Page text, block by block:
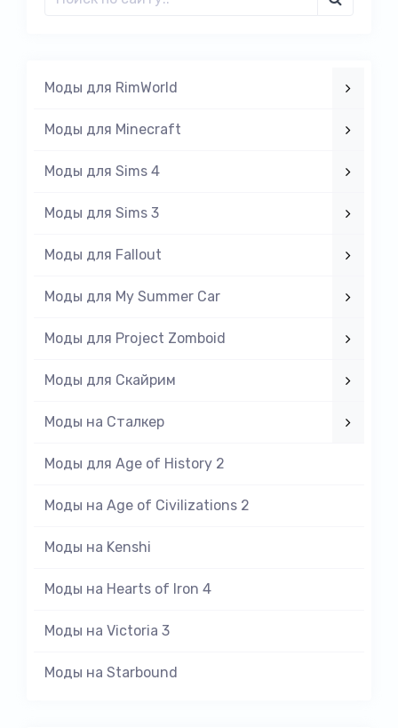
Моды для RimWorld
Моды для Minecraft
Моды для Sims 4
Моды для Sims 3
Моды для Fallout
Моды для My Summer Car
Моды для Project Zomboid
Моды для Скайрим
Моды на Cталкер
Моды для Age of History 2
Моды на Age of Civilizations 2
Моды на Kenshi
Моды на Hearts of Iron 4
Моды на Victoria 3
Моды на Starbound